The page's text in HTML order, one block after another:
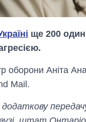
ще 200
оборони Аніта
Mail.